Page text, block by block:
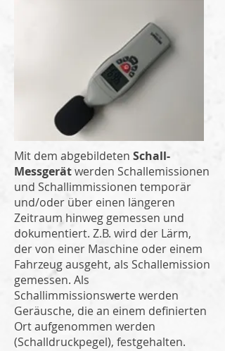
Mit dem abgebildeten Schall-
Messgerätwerden Schallemissionen
und Schallimmissionen temporär
und/oder über einen längeren
Zeitraum hinweg gemessen und
dokumentiert. Z.B. wird der Lärm,
der von einer Maschine oder einem
Fahrzeug ausgeht, als Schallemission
gemessen. Als
Schallimmissionswerte werden
Geräusche, die an einem definierten
Ort aufgenommen werden
(Schalldruckpegel), festgehalten.